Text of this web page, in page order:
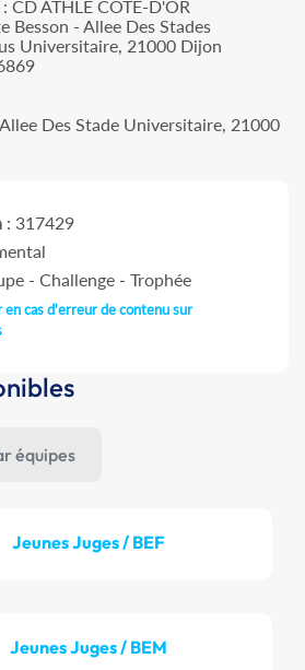
: CD ATHLE COTE-D'OR
Besson - Allee Des Stades
Universitaire, 21000 Dijon
Des Stade Universitaire, 21000
: 317429
- Challenge - Trophée
en cas d'erreur de contenu sur
équipes
Jeunes Juges / BEF
Jeunes Juges / BEM